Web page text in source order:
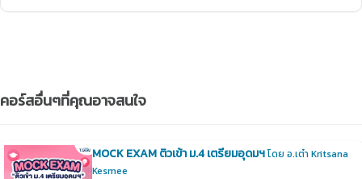
คอร์สอื่นๆที่คุณอาจสนใจ
MOCK EXAM ติวเข้า ม.4 เตรียมอุดมฯโดย อ.เต๋า Kritsana
Kesmee